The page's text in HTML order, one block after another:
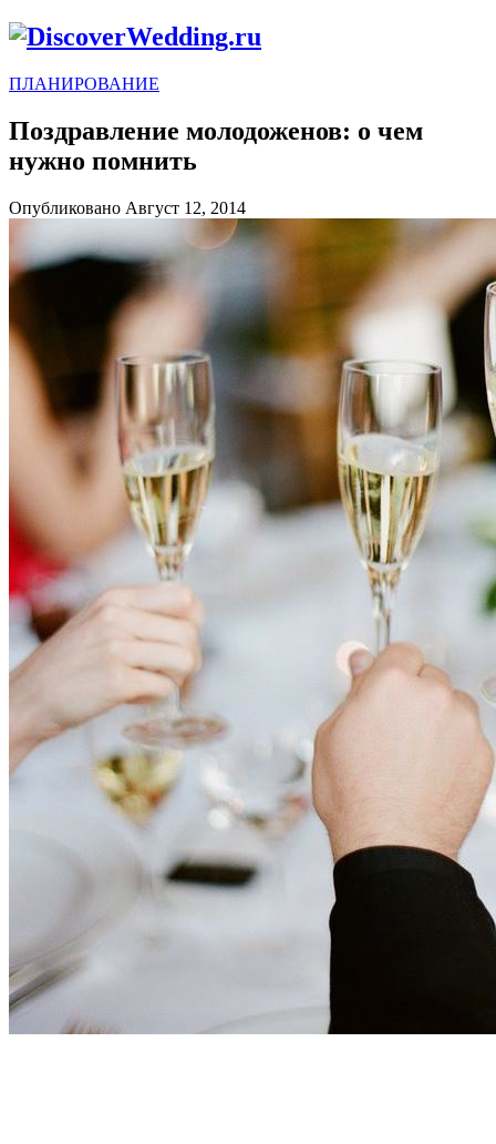
ПЛАНИРОВАНИЕ
Поздравление молодоженов: о чем
нужно помнить
Опубликовано Август 12, 2014